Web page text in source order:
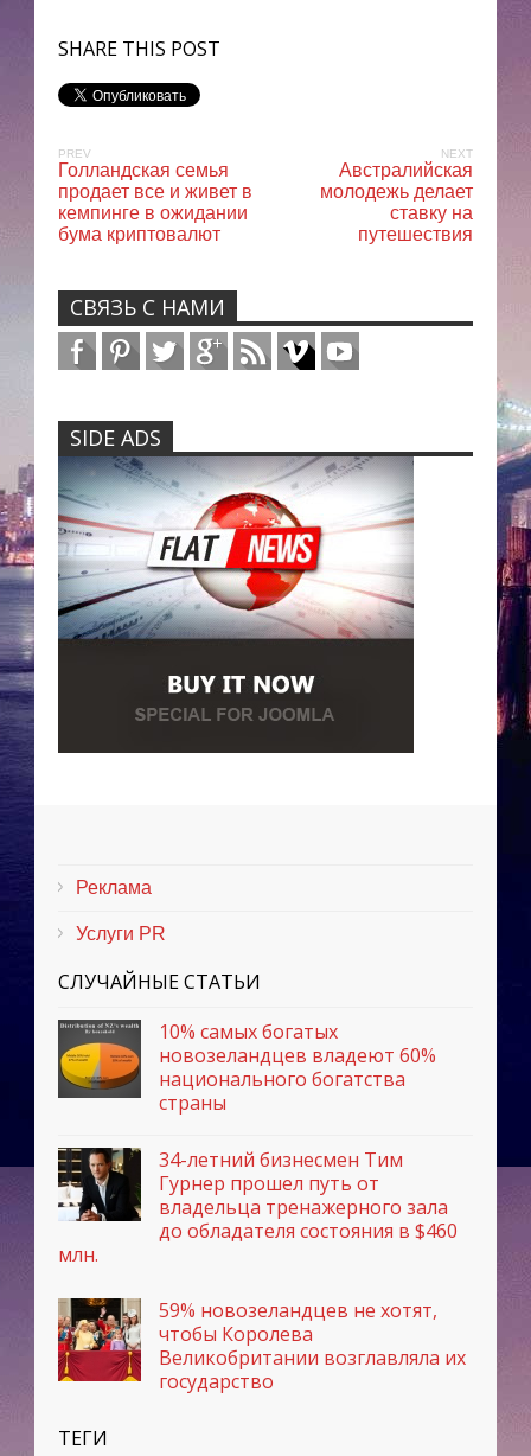
SHARE THIS POST
PREV
Голландская семья
продает все и живет в
кемпинге в ожидании
бума криптовалют
NEXT
Австралийская
молодежь делает
ставку на
путешествия
СВЯЗЬ С НАМИ
SIDE ADS
Реклама
Услуги PR
СЛУЧАЙНЫЕ СТАТЬИ
10% самых богатых
новозеландцев владеют 60%
национального богатства
страны
34-летний бизнесмен Тим
Гурнер прошел путь от
владельца тренажерного зала
до обладателя состояния в $460
млн.
59% новозеландцев не хотят,
чтобы Королева
Великобритании возглавляла их
государство
ТЕГИ